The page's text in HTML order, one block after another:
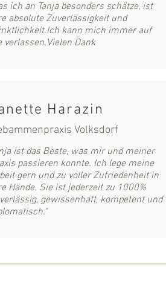
ich an Tanja besonders schätze, ist
absolute Zuverlässigkeit und
Ich kann mich immer auf
verlassen. Vielen Dank
Harazin
Volksdorf
ist das Beste, was mir und meiner
passieren konnte. Ich lege meine
gern und zu voller Zufriedenheit in
Hände. Sie ist jederzeit zu 1000%
gewissenhaft, kompetent und